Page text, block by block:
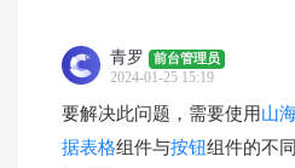
青罗 前台管理员
2024-01-25 15:19
要解决此问题，需要使用山
据表格组件与按钮组件的不